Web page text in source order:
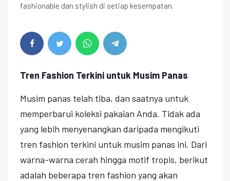
fashionable dan stylish di setiap kesempatan.
Tren Fashion Terkini untuk Musim Panas
Musim panas telah tiba, dan saatnya untuk
memperbarui koleksi pakaian Anda. Tidak ada
yang lebih menyenangkan daripada mengikuti
tren fashion terkini untuk musim panas ini. Dari
warna-warna cerah hingga motif tropis, berikut
adalah beberapa tren fashion yang akan